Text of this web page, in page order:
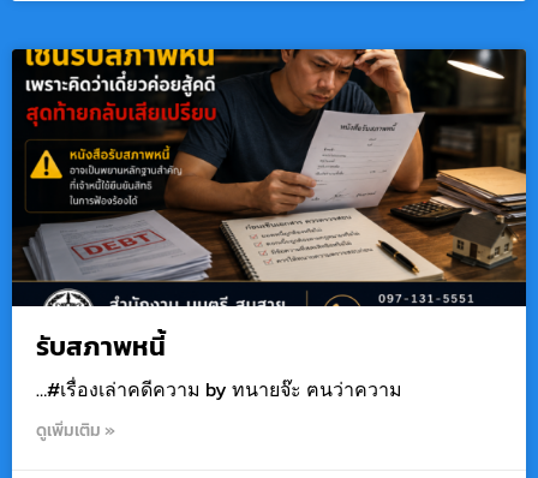
รับสภาพหนี้
…#เรื่องเล่าคดีความ by ทนายจ๊ะ ฅนว่าความ
ดูเพิ่มเติม »